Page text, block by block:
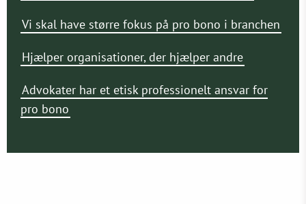
Vi skal have større fokus på pro bono i branchen
Hjælper organisationer, der hjælper andre
Advokater har et etisk professionelt ansvar for
pro bono